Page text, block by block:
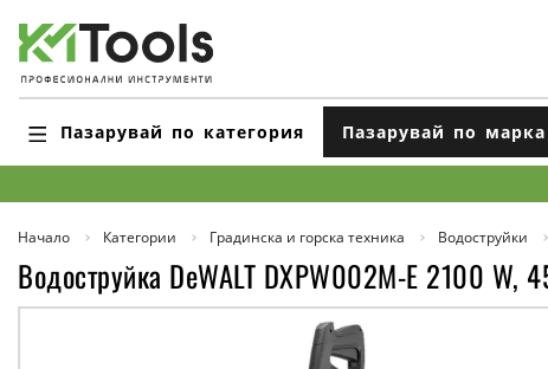
Пазарувай по категория Пазарувай по марка
Начало Категории Градинска и горска техника Водоструйки
Водоструйка DeWALT DXPW002M-E 2100 W,